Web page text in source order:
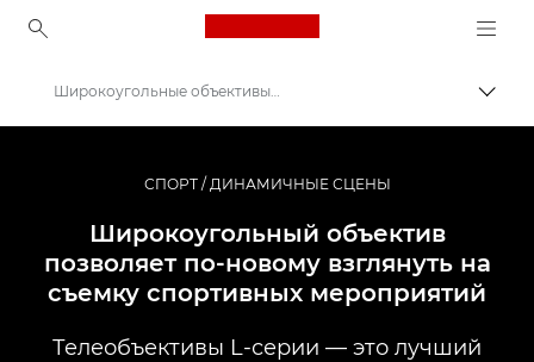
Canon Logo, back to
Профессиональная фото- и видеосъемка
Истории
Широкоугольные объективы для съемки спортивных мероприятий
СПОРТ / ДИНАМИЧНЫЕ СЦЕНЫ
Широкоугольный объектив
позволяет по-новому взглянуть на
съемку спортивных мероприятий
Телеобъективы L-серии — это лучший